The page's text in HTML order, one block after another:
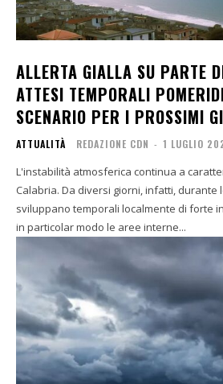
ALLERTA GIALLA SU PARTE
ATTESI TEMPORALI
SCENARIO PER I PROSSIMI
ATTUALITÀ REDAZIONE CDN - 1 LUGLIO
L'instabilità atmosferica continua a
Calabria. Da diversi giorni, infatti, durante
sviluppano temporali localmente di forte
in particolar modo le aree interne...